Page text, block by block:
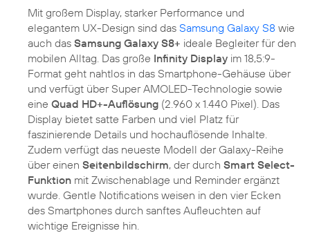
Mit großem Display, starker Performance und
elegantem UX-Design sind das Samsung Galaxy S8 wie
auch das Samsung Galaxy S8+ ideale Begleiter für den
mobilen Alltag. Das große Infinity Display im 18,5:9-
Format geht nahtlos in das Smartphone-Gehäuse über
und verfügt über Super AMOLED-Technologie sowie
eine Quad HD+-Auflösung (2.960 x 1.440 Pixel). Das
Display bietet satte Farben und viel Platz für
faszinierende Details und hochauflösende Inhalte.
Zudem verfügt das neueste Modell der Galaxy-Reihe
über einen Seitenbildschirm, der durch Smart Select-
Funktion mit Zwischenablage und Reminder ergänzt
wurde. Gentle Notifications weisen in den vier Ecken
des Smartphones durch sanftes Aufleuchten auf
wichtige Ereignisse hin.